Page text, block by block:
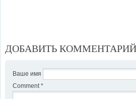
ДОБАВИТЬ КОММЕНТАРИЙ
Ваше имя
Comment *